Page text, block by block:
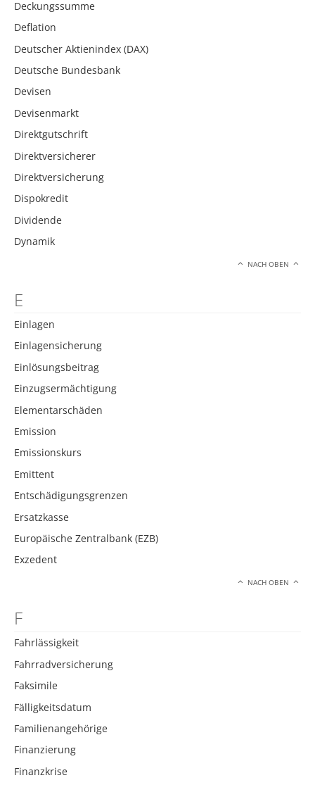
Deckungssumme
Deflation
Deutscher Aktienindex (DAX)
Deutsche Bundesbank
Devisen
Devisenmarkt
Direktgutschrift
Direktversicherer
Direktversicherung
Dispokredit
Dividende
Dynamik
NACH OBEN
E
Einlagen
Einlagensicherung
Einlösungsbeitrag
Einzugsermächtigung
Elementarschäden
Emission
Emissionskurs
Emittent
Entschädigungsgrenzen
Ersatzkasse
Europäische Zentralbank (EZB)
Exzedent
NACH OBEN
F
Fahrlässigkeit
Fahrradversicherung
Faksimile
Fälligkeitsdatum
Familienangehörige
Finanzierung
Finanzkrise